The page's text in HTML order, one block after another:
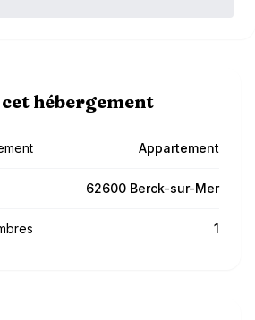
hébergement
Appartement
62600 Berck-sur-Mer
1